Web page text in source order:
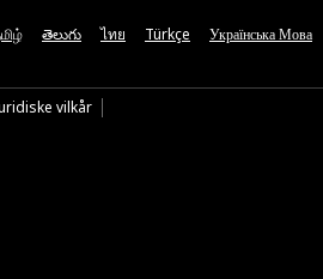
తెలుగు ไทย Türkçe Українська Мова
vilkår